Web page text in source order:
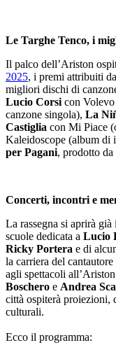
Le Targhe Tenco, i
Il palco dell’Ariston
2025, i premi attribuiti
migliori dischi di
Lucio Corsi con
canzone singola), La
Castiglia con Mi Piace
Kaleidoscope (album di
per Pagani, prodotto
Concerti, incontri e
La rassegna si aprirà
scuole dedicata a Lucio
Ricky Portera e di
la carriera del
agli spettacoli
Boschero e Andrea
città ospiterà proiezioni,
culturali.
Ecco il programma: